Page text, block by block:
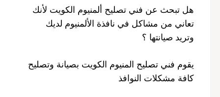
هل تبحث عن فني تصليح ألمنيوم الكويت لأنك
تعاني من مشاكل في نافذة الألمنيوم لديك
وتريد صيانتها ؟
يقوم فني تصليح المنيوم الكويت بصيانة وتصليح
كافة مشكلات النوافذ